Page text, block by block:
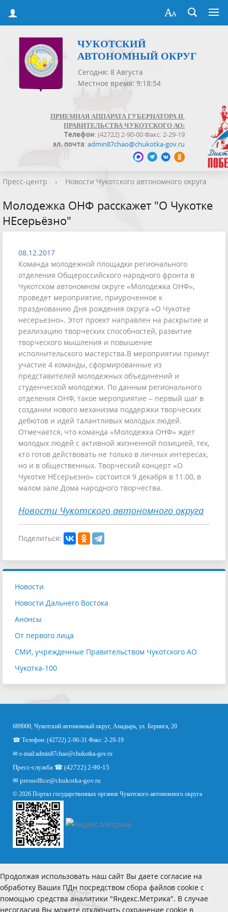
ЧУКОТСКИЙ
АВТОНОМНЫЙ ОКРУГ
Сегодня: 8 Августа
Местное время: 9:18:54
ПРИЕМНАЯ АППАРАТА ГУБЕРНАТОРА И
ПРАВИТЕЛЬСТВА ЧУКОТСКОГО АО:
Телефон: (42722) 2-90-00 Факс: 2-29-19
эл. почта:admin87chao@chukotka-gov.ru
Пресс-центр › Новости Чукотского автономного округа
Молодежка ОНФ расскажет "О Чукотке
НЕсерьёзно"
08.12.2017
Команда молодежной площадки регионального
отделения Общероссийского народного фронта в
Чукотском автономном округе «Молодежка ОНФ»,
проведет мероприятие, приуроченное к
празднованию Дня рождения округа «О Чукотке
несерьезно». Этот проект направлен на раскрытие и
реализацию творческих способностей, развитие
творческого мышления и повышение
исполнительского мастерства.В мероприятии примут
участие 4 команды, сформированные из
представителей молодежных объединений и
студенческой молодежи. По данным регионального
отделения ОНФ, такое мероприятие – первый шаг в
создании нового механизма поддержки творческих
дебютов и идей талантливых молодых людей.
Отмечается, что команда «Молодежка ОНФ» ждет
молодых людей с активной жизненной позицией, тех,
кто готов действовать не только в личных интересах,
но и в общественных. Творческий концерт «О
Чукотке НЕсерьезно» состоится 9 декабря в 11.00, в
малом зале Дома народного творчества.
Новости Чукотского автономного округа
Поделиться:
Новости
Новости Дальнего Востока
Анонсы
От первого лица
СМИ, учрежденные Правительством Чукотского АО
Чукотка-100
689000, Чукотский автономный округ, Анадырь, ул. Беринга, 20
☎ Телефон: (42722) 2-90-31 Факс: 2-29-19
✉ e-mail:admin87chao@chukotka-gov.ru
Пресс-служба ☎ (42722) 2-90-15
✉ pressoffice@chukotka-gov.ru
© 2026 Портал государственных органов Чукотского автономного округа
Продолжая использовать наш сайт Вы даете согласие на
обработку Ваших ПДн посредством сбора файлов cookie с
помощью средства аналитики "Яндекс.Метрика". В случае
несогласия Вы можете отключить сохранение cookie в